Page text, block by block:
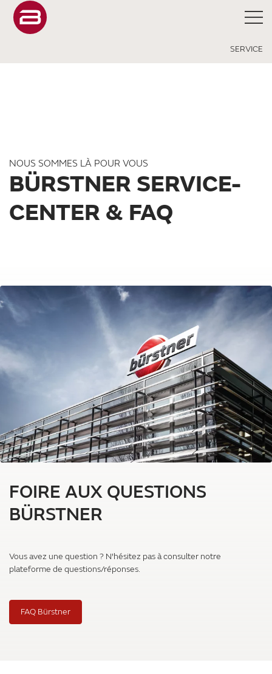
SERVICE
NOUS SOMMES LÀ POUR VOUS
BÜRSTNER SERVICE-
CENTER & FAQ
FOIRE AUX QUESTIONS
BÜRSTNER
Vous avez une question ? N'hésitez pas à consulter notre
plateforme de questions/réponses.
FAQ Bürstner